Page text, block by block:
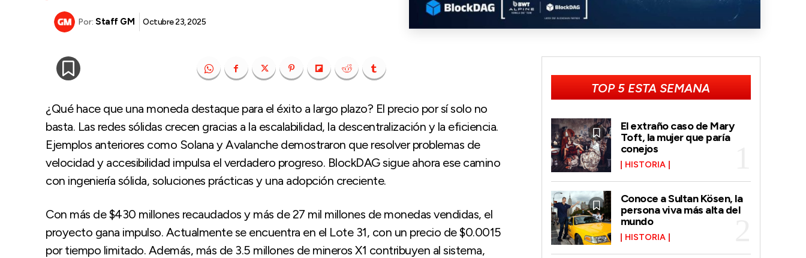
Por: Staff GM Octubre 23, 2025
¿Qué hace que una moneda destaque para el éxito a largo plazo? El precio por sí solo no
basta. Las redes sólidas crecen gracias a la escalabilidad, la descentralización y la eficiencia.
Ejemplos anteriores como Solana y Avalanche demostraron que resolver problemas de
velocidad y accesibilidad impulsa el verdadero progreso. BlockDAG sigue ahora ese camino
con ingeniería sólida, soluciones prácticas y una adopción creciente.
Con más de $430 millones recaudados y más de 27 mil millones de monedas vendidas, el
proyecto gana impulso. Actualmente se encuentra en el Lote 31, con un precio de $0.0015
por tiempo limitado. Además, más de 3.5 millones de mineros X1 contribuyen al sistema,
TOP 5 ESTA SEMANA
El extraño caso de Mary
Toft, la mujer que paría
conejos
HISTORIA
Conoce a Sultan Kösen, la
persona viva más alta del
mundo
HISTORIA